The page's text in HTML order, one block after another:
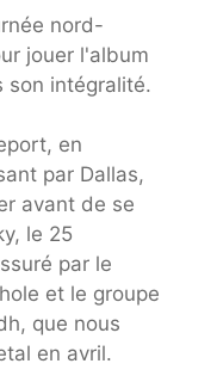
nord-
jouer l'album
son intégralité.
en
par Dallas,
avant de se
le 25
par le
et le groupe
que nous
en avril.